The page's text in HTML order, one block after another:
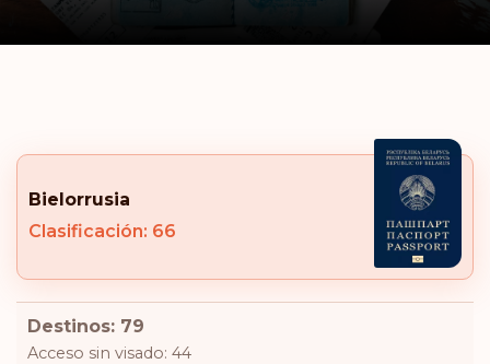
Bielorrusia
Clasificación: 66
Destinos: 79
Acceso sin visado: 44